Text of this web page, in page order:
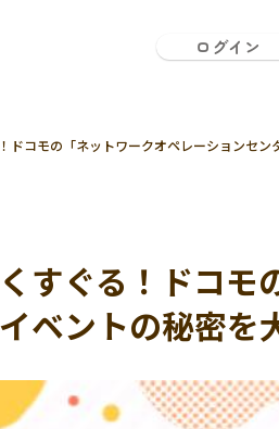
ログイン
ドコモの「ネットワークオペレーションセン
すぐる！ドコモ
ベントの秘密を